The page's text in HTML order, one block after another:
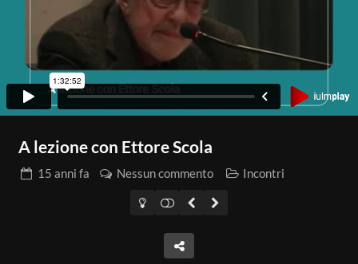
A lezione con Ettore Scola
15 anni fa Nessun commento Incontri